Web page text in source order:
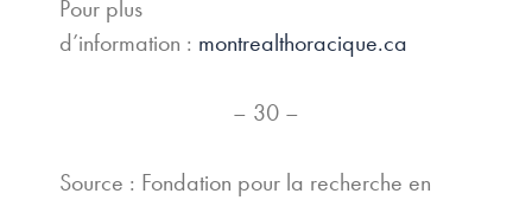
Pour plus
d’information : montrealthoracique.ca
– 30 –
Source : Fondation pour la recherche en